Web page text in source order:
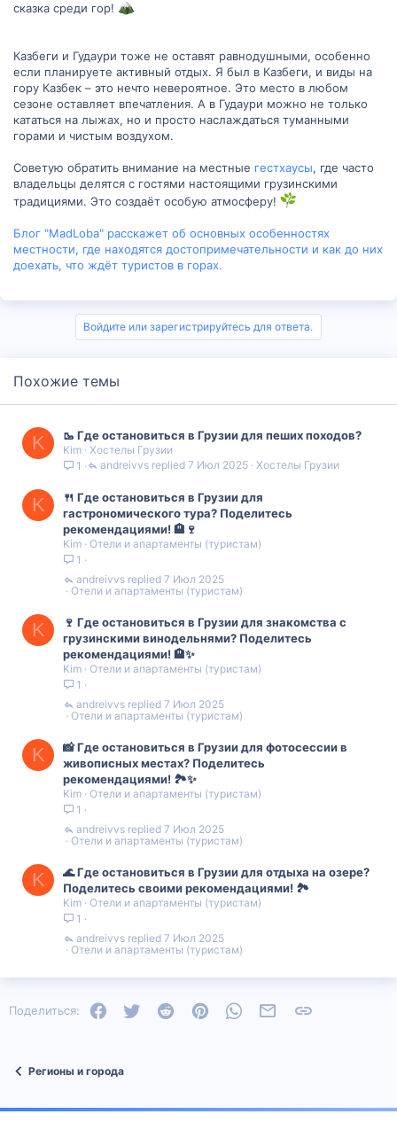
сказка среди гор!
Казбеги и Гудаури тоже не оставят равнодушными, особенно
если планируете активный отдых. Я был в Казбеги, и виды на
гору Казбек – это нечто невероятное. Это место в любом
сезоне оставляет впечатления. А в Гудаури можно не только
кататься на лыжах, но и просто наслаждаться туманными
горами и чистым воздухом.
Советую обратить внимание на местные гестхаусы, где часто
владельцы делятся с гостями настоящими грузинскими
традициями. Это создаёт особую атмосферу!
Блог "MadLoba" расскажет об основных особенностях
местности, где находятся достопримечательности и как до них
доехать, что ждёт туристов в горах.
Войдите или зарегистрируйтесь для ответа.
Похожие темы
K 🥾 Где остановиться в Грузии для пеших походов?
Kim Хостелы Грузии
1
Хостелы Грузии
7 Июл 2025
andreivvs
K
🍴 Где остановиться в Грузии для
гастрономического тура? Поделитесь
рекомендациями! 🏨🍷
Kim Отели и апартаменты (туристам)
1
Отели и апартаменты (туристам)
7 Июл 2025
andreivvs
K
🍷 Где остановиться в Грузии для знакомства с
грузинскими винодельнями? Поделитесь
рекомендациями! 🏨✨
Kim Отели и апартаменты (туристам)
1
Отели и апартаменты (туристам)
7 Июл 2025
andreivvs
K
📸 Где остановиться в Грузии для фотосессии в
живописных местах? Поделитесь
рекомендациями! 🏞️✨
Kim Отели и апартаменты (туристам)
1
Отели и апартаменты (туристам)
7 Июл 2025
andreivvs
K
🌊 Где остановиться в Грузии для отдыха на озере?
Поделитесь своими рекомендациями! 🏞️
Kim Отели и апартаменты (туристам)
1
Отели и апартаменты (туристам)
7 Июл 2025
andreivvs
Поделиться: FacebookTwitter Reddit PinterestWhatsAppЭлектронная почта
Регионы и города